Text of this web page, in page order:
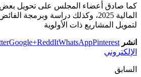
كما صادق أعضاء المجلس على تحويل بعض
لتمويل المشاريع ذات الأولوية
انشر Google+ReddItWhatsAppPinterest
الإلكتروني
السابق